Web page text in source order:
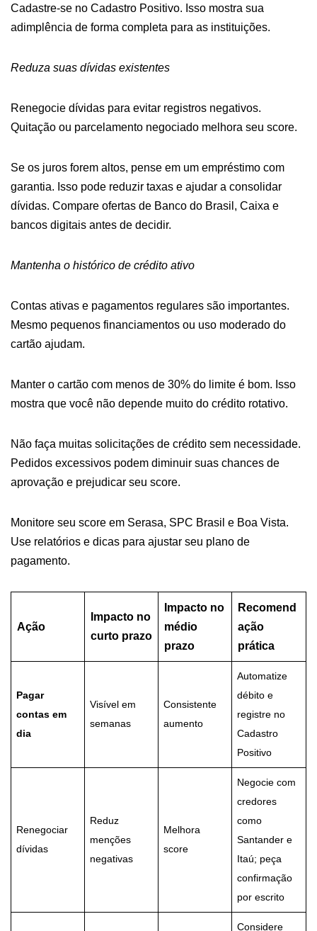
Cadastre-se no Cadastro Positivo. Isso mostra sua
adimplência de forma completa para as instituições.
Reduza suas dívidas existentes
Renegocie dívidas para evitar registros negativos.
Quitação ou parcelamento negociado melhora seu score.
Se os juros forem altos, pense em um empréstimo com
garantia. Isso pode reduzir taxas e ajudar a consolidar
dívidas. Compare ofertas de Banco do Brasil, Caixa e
bancos digitais antes de decidir.
Mantenha o histórico de crédito ativo
Contas ativas e pagamentos regulares são importantes.
Mesmo pequenos financiamentos ou uso moderado do
cartão ajudam.
Manter o cartão com menos de 30% do limite é bom. Isso
mostra que você não depende muito do crédito rotativo.
Não faça muitas solicitações de crédito sem necessidade.
Pedidos excessivos podem diminuir suas chances de
aprovação e prejudicar seu score.
Monitore seu score em Serasa, SPC Brasil e Boa Vista.
Use relatórios e dicas para ajustar seu plano de
pagamento.
Ação
Impacto no
curto prazo
Impacto no
médio
prazo
Recomend
ação
prática
Pagar
contas em
dia
Visível em
semanas
Consistente
aumento
Automatize
débito e
registre no
Cadastro
Positivo
Renegociar
dívidas
Reduz
menções
negativas
Melhora
score
Negocie com
credores
como
Santander e
Itaú; peça
confirmação
por escrito
Considere